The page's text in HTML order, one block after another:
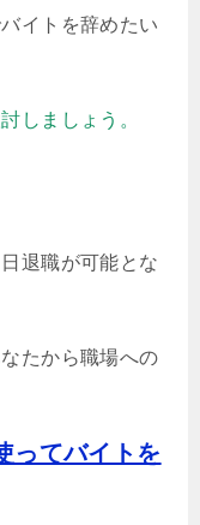
イトを辞めたい
しましょう。
退職が可能とな
たから職場への
ってバイトを